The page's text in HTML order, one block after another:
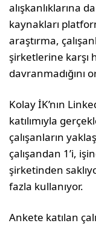
alışkanlıklarına
kaynakları
araştırma,
şirketlerine karşı
davranmadığını
Kolay İK’nın
katılımıyla
çalışanların
çalışandan 1’i,
şirketinden
fazla kullanıyor.
Ankete katılan